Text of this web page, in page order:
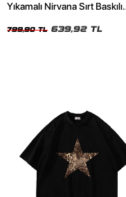
Yıkamalı Nirvana Sırt Baskılı
799,90 TL 639,92 TL